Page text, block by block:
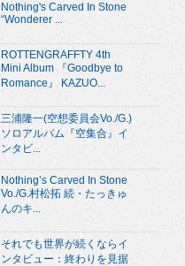
Nothing's Carved In Stone
“Wonderer ...
ROTTENGRAFFTY 4th
Mini Album 『Goodbye to
Romance』 KAZUO...
三浦隆一(空想委員会Vo./G.)
ソロアルバム『空集合』イ
ンタビ...
Nothing’s Carved In Stone
Vo./G.村松拓 続・たっきゅ
んのキ...
それでも世界が続くならイ
ンタビュー：終わりを見据